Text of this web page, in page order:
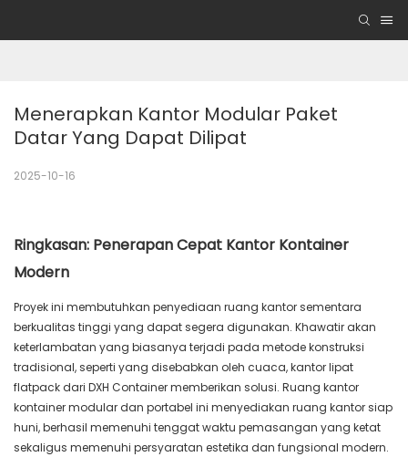
Menerapkan Kantor Modular Paket
Datar Yang Dapat Dilipat
2025-10-16
Ringkasan: Penerapan Cepat Kantor Kontainer
Modern
Proyek ini membutuhkan penyediaan ruang kantor sementara
berkualitas tinggi yang dapat segera digunakan. Khawatir akan
keterlambatan yang biasanya terjadi pada metode konstruksi
tradisional, seperti yang disebabkan oleh cuaca, kantor lipat
flatpack dari DXH Container memberikan solusi. Ruang kantor
kontainer modular dan portabel ini menyediakan ruang kantor siap
huni, berhasil memenuhi tenggat waktu pemasangan yang ketat
sekaligus memenuhi persyaratan estetika dan fungsional modern.